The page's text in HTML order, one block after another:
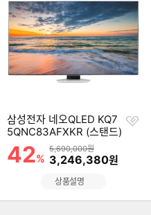
삼성전자 네오QLED KQ7
5QNC83AFXKR (스탠드)
할인률
42%
상품금액
5,690,000원
할인금액
3,246,380원
찜
상품설명